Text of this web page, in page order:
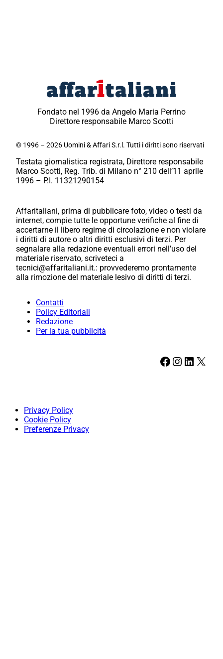
Fondato nel 1996 da Angelo Maria Perrino
Direttore responsabile Marco Scotti
© 1996 – 2026 Uomini & Affari S.r.l. Tutti i diritti sono riservati
Testata giornalistica registrata, Direttore responsabile
Marco Scotti, Reg. Trib. di Milano n° 210 dell’11 aprile
1996 – P.I. 11321290154
Affaritaliani, prima di pubblicare foto, video o testi da
internet, compie tutte le opportune verifiche al fine di
accertarne il libero regime di circolazione e non violare
i diritti di autore o altri diritti esclusivi di terzi. Per
segnalare alla redazione eventuali errori nell’uso del
materiale riservato, scriveteci a
tecnici@affaritaliani.it.: provvederemo prontamente
alla rimozione del materiale lesivo di diritti di terzi.
Contatti
Policy Editoriali
Redazione
Per la tua pubblicità
Facebook Instagram LinkedIn X
Privacy Policy
Cookie Policy
Preferenze Privacy